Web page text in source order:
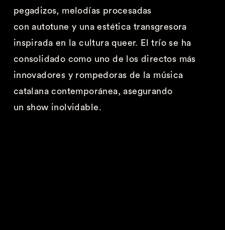
pegadizos, melodías procesadas
con autotune y una estética transgresora
inspirada en la cultura queer. El trío se ha
consolidado como uno de losdirectos más
innovadores y rompedoras de la música
catalana contemporánea, asegurando
unshow inolvidable.